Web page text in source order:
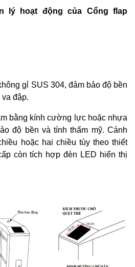
lý hoạt động của Cổng flap
gỉ SUS 304, đảm bảo độ bền
đập.
bằng kính cường lực hoặc nhựa
độ bền và tính thẩm mỹ. Cánh
hoặc hai chiều tùy theo thiết
còn tích hợp đèn LED hiển thị